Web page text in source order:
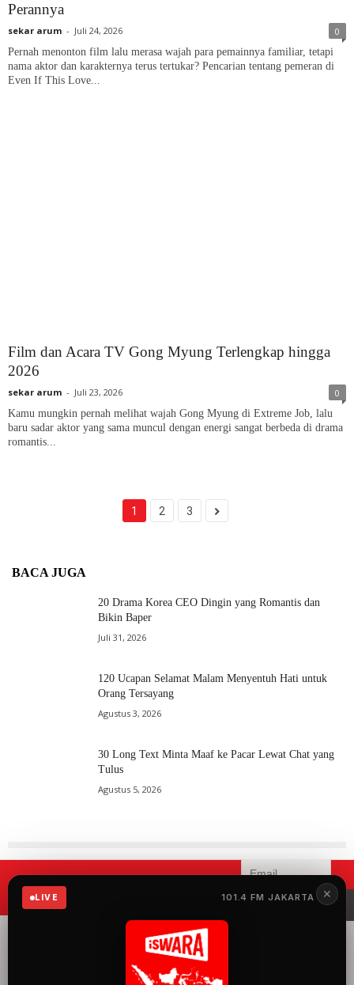
✕
LIVE 101.4 FM JAKARTA
Perannya
sekar arum - Juli 24, 2026
0
Pernah menonton film lalu merasa wajah para pemainnya familiar, tetapi
nama aktor dan karakternya terus tertukar? Pencarian tentang pemeran di
Even If This Love...
Film dan Acara TV Gong Myung Terlengkap hingga
2026
sekar arum - Juli 23, 2026
0
Kamu mungkin pernah melihat wajah Gong Myung di Extreme Job, lalu
baru sadar aktor yang sama muncul dengan energi sangat berbeda di drama
romantis...
1 2 3
BACA JUGA
20 Drama Korea CEO Dingin yang Romantis dan
Bikin Baper
Juli 31, 2026
120 Ucapan Selamat Malam Menyentuh Hati untuk
Orang Tersayang
Agustus 3, 2026
30 Long Text Minta Maaf ke Pacar Lewat Chat yang
Tulus
Agustus 5, 2026
Mau menerima informasi terbaru
iSWARA?
konten siaran yang